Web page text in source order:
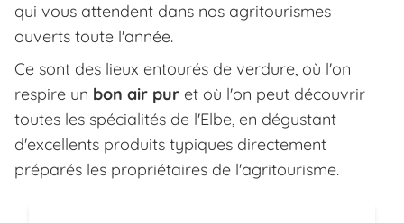
qui vous attendent dans nos agritourismes
ouverts toute l'année.
Ce sont des lieux entourés de verdure, où l'on
respire un bon air pur et où l'on peut découvrir
toutes les spécialités de l'Elbe, en dégustant
d'excellents produits typiques directement
préparés les propriétaires de l'agritourisme.